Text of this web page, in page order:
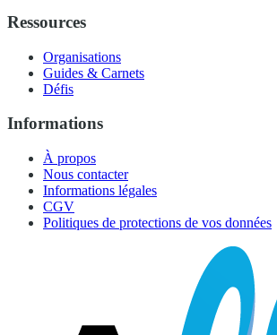
Ressources
Organisations
Guides & Carnets
Défis
Informations
À propos
Nous contacter
Informations légales
CGV
Politiques de protections de vos données